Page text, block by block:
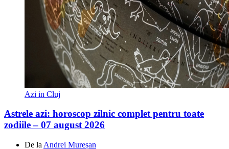
Azi in Cluj
Astrele azi: horoscop zilnic complet pentru toate
zodiile – 07 august 2026
De la Andrei Mureșan